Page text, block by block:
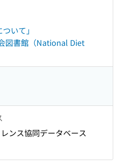
いて」
図書館（National Diet
ンス協同データベース